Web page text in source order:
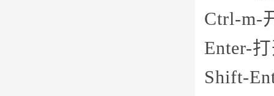
Ctrl-m-
Enter-
Shift-